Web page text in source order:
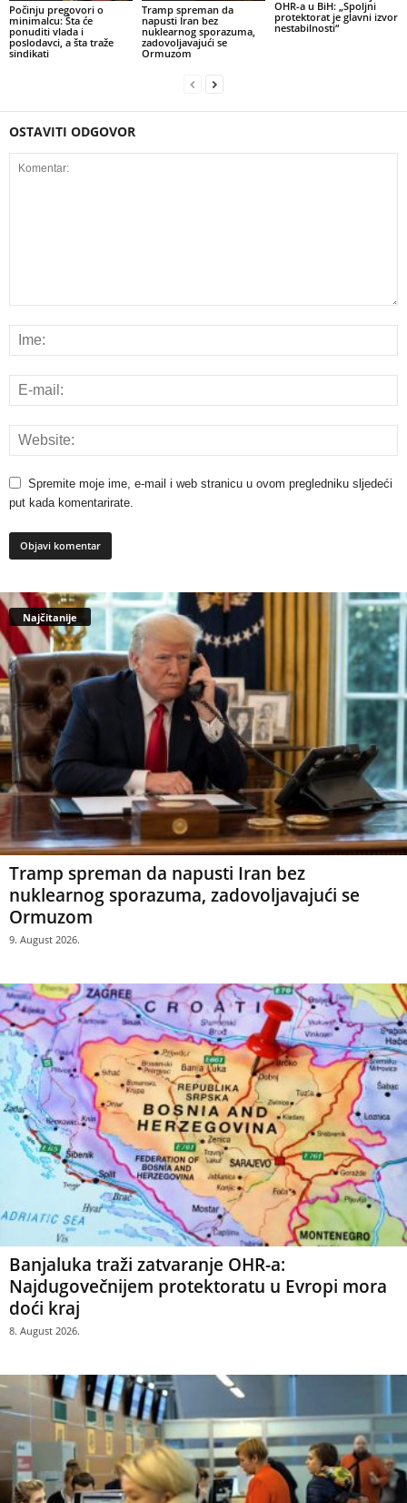
Počinju pregovori o
minimalcu: Šta će
ponuditi vlada i
poslodavci, a šta traže
sindikati
Tramp spreman da
napusti Iran bez
nuklearnog sporazuma,
zadovoljavajući se
Ormuzom
OHR-a u BiH: „Spoljni
protektorat je glavni izvor
nestabilnosti“
OSTAVITI ODGOVOR
Spremite moje ime, e-mail i web stranicu u ovom pregledniku sljedeći
put kada komentarirate.
Najčitanije
Tramp spreman da napusti Iran bez
nuklearnog sporazuma, zadovoljavajući se
Ormuzom
9. August 2026.
Banjaluka traži zatvaranje OHR-a:
Najdugovečnijem protektoratu u Evropi mora
doći kraj
8. August 2026.